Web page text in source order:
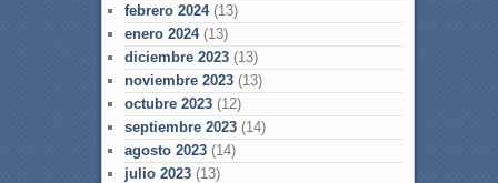
febrero 2024(13)
enero 2024(13)
diciembre 2023(13)
noviembre 2023(13)
octubre 2023(12)
septiembre 2023(14)
agosto 2023(14)
julio 2023(13)